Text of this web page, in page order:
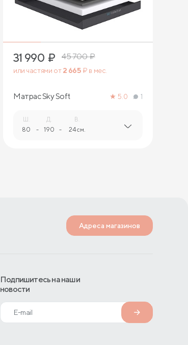
31 990 ₽ 45 700₽
или частями от2 665 ₽ в мес.
Матрас Sky Soft 5.0 1
Ш.
80 -
Д.
190 -
В.
24 см.
Адреса магазинов
Подпишитесь на наши
новости